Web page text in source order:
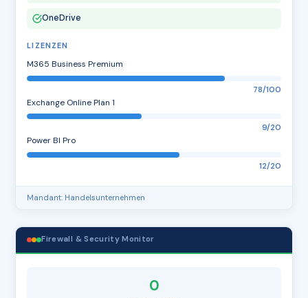
OneDrive
LIZENZEN
M365 Business Premium
78/100
Exchange Online Plan 1
9/20
Power BI Pro
12/20
Mandant: Handelsunternehmen
Firewall & Security Monitor
0